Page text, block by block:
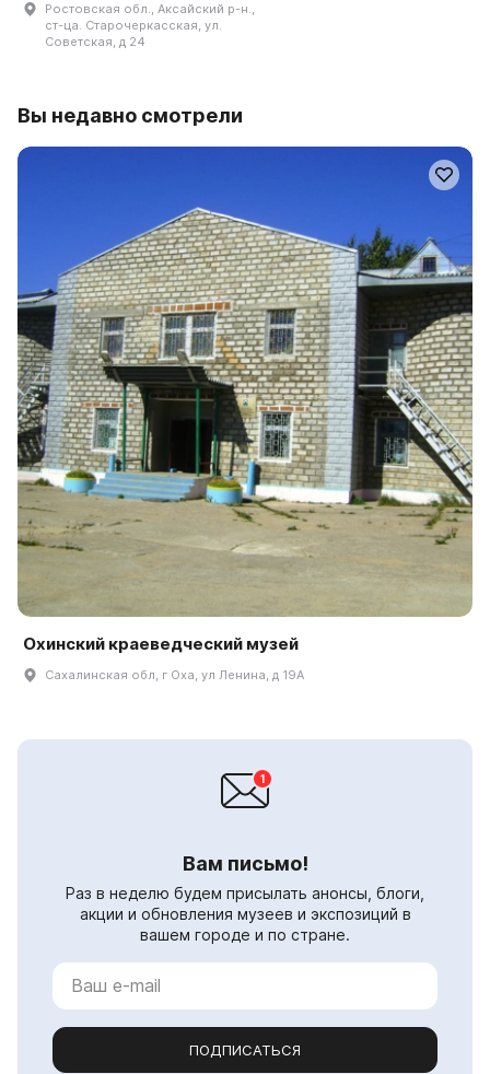
Ростовская обл., Аксайский р-н.,
ст-ца. Старочеркасская, ул.
Советская, д 24
Вы недавно смотрели
Охинский краеведческий музей
Сахалинская обл, г Оха, ул Ленина, д 19А
Вам письмо!
Раз в неделю будем присылать анонсы, блоги,
акции и обновления музеев и экспозиций в
вашем городе и по стране.
ПОДПИСАТЬСЯ